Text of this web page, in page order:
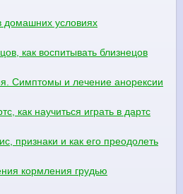
домашних условиях
как воспитывать близнецов
Симптомы и лечение анорексии
как научиться играть в дартс
признаки и как его преодолеть
кормления грудью